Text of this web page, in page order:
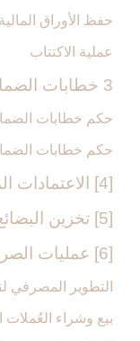
حفظ الأوراق المالية
عملية الاكتتاب
3 خطابات الضمان (الكفالات)
حكم خطابات الضمان
حكم خطابات الضمان
[4] الاعتمادات المستندية
[5] تخزين البضائع‏
[6] عمليات الصرف الخارجية (الكامبيو)
التطوير المصرفي
بيع وشراء العُملات